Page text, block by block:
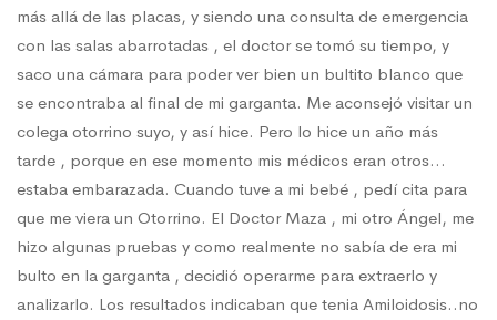
más allá de las placas, y siendo una consulta de emergencia
con las salas abarrotadas , el doctor se tomó su tiempo, y
saco una cámara para poder ver bien un bultito blanco que
se encontraba al final de mi garganta. Me aconsejó visitar un
colega otorrino suyo, y así hice. Pero lo hice un año más
tarde , porque en ese momento mis médicos eran otros…
estaba embarazada. Cuando tuve a mi bebé , pedí cita para
que me viera un Otorrino. El Doctor Maza , mi otro Ángel, me
hizo algunas pruebas y como realmente no sabía de era mi
bulto en la garganta , decidió operarme para extraerlo y
analizarlo. Los resultados indicaban que tenia Amiloidosis..no